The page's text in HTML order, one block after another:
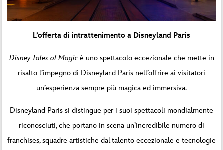
L’offerta di intrattenimento a Disneyland Paris
Disney Tales of Magicè uno spettacolo eccezionale che mette in
risalto l’impegno di Disneyland Paris nell’offrire ai visitatori
un’esperienza sempre più magica ed immersiva.
Disneyland Paris si distingue per i suoi spettacoli mondialmente
riconosciuti, che portano in scena un’incredibile numero di
franchises, squadre artistiche dal talento eccezionale e tecnologie